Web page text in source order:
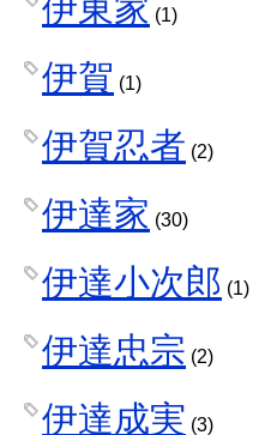
伊東家 (1)
伊賀 (1)
伊賀忍者 (2)
伊達家 (30)
伊達小次郎 (1)
伊達忠宗 (2)
伊達成実 (3)